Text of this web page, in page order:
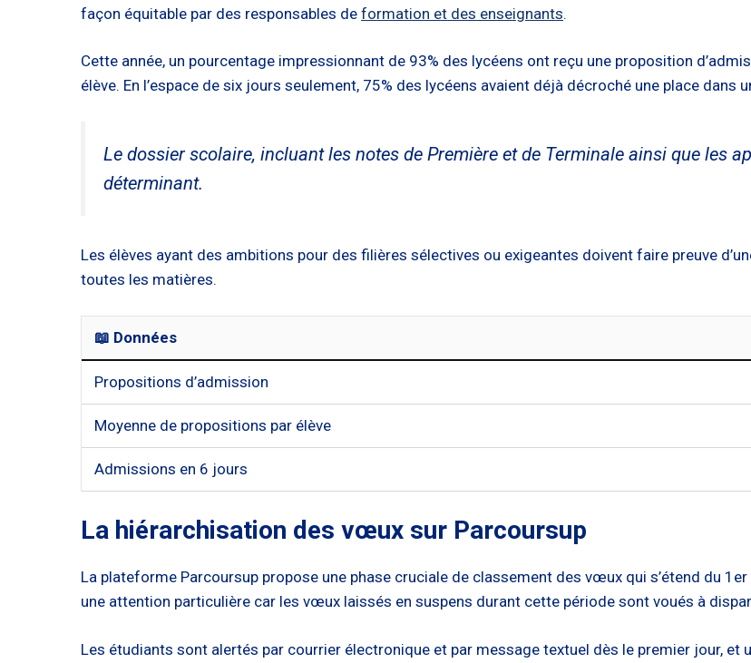
façon équitable par des responsables de formation et des enseignants.
Cette année, un pourcentage impressionnant de 93% des lycéens ont reçu une proposition
élève. En l’espace de six jours seulement, 75% des lycéens avaient déjà décroché une place dans
Le dossier scolaire, incluant les notes de Première et de Terminale ainsi que les
déterminant.
Les élèves ayant des ambitions pour des filières sélectives ou exigeantes doivent faire preuve
toutes les matières.
📖 Données
Propositions d’admission
Moyenne de propositions par élève
Admissions en 6 jours
La hiérarchisation des vœux sur Parcoursup
La plateforme Parcoursup propose une phase cruciale de classement des vœux qui s’étend du
une attention particulière car les vœux laissés en suspens durant cette période sont voués à
Les étudiants sont alertés par courrier électronique et par message textuel dès le premier jour, et